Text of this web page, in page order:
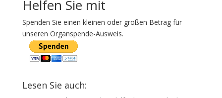
Helfen Sie mit
Spenden Sie einen kleinen oder großen Betrag für
unseren Organspende-Ausweis.
Lesen Sie auch: